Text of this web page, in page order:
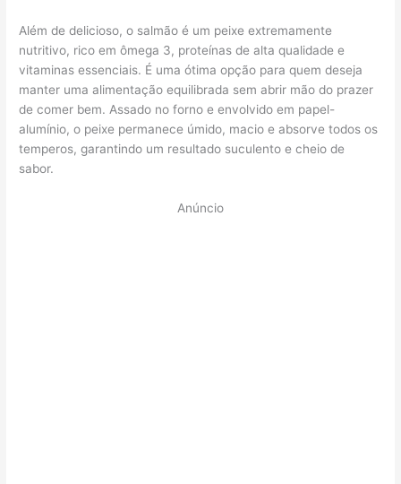
Além de delicioso, o salmão é um peixe extremamente
nutritivo, rico em ômega 3, proteínas de alta qualidade e
vitaminas essenciais. É uma ótima opção para quem deseja
manter uma alimentação equilibrada sem abrir mão do prazer
de comer bem. Assado no forno e envolvido em papel-
alumínio, o peixe permanece úmido, macio e absorve todos os
temperos, garantindo um resultado suculento e cheio de
sabor.
Anúncio